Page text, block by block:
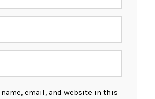
name, email, and website in this